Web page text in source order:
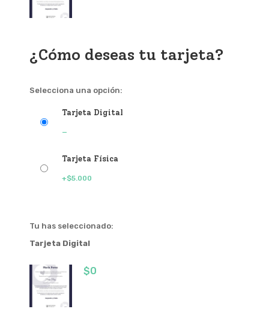
¿Cómo deseas tu tarjeta?
Selecciona una opción:
Tarjeta Digital
—
Tarjeta Física
+$5.000
Tu has seleccionado:
Tarjeta Digital
$0